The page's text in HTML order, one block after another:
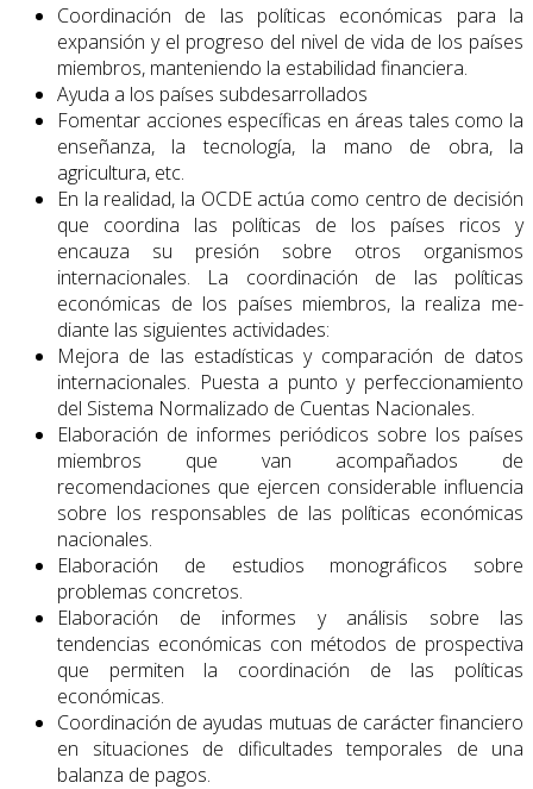
Coordinación de las políticas económicas para la
expansión y el progreso del nivel de vida de los países
miembros, manteniendo la estabilidad financiera.
Ayuda a los países subdesarrollados
Fomentar acciones específicas en áreas tales como la
enseñanza, la tecnología, la mano de obra, la
agricultura, etc.
En la realidad, la OCDE actúa como centro de decisión
que coordina las políticas de los países ricos y
encauza su presión sobre otros organismos
internacionales. La coordinación de las políticas
económicas de los países miembros, la realiza me­
diante las siguientes actividades:
Mejora de las estadísticas y comparación de datos
internacionales. Puesta a punto y perfeccionamiento
del Sistema Normalizado de Cuentas Nacionales.
Elaboración de informes periódicos sobre los países
miembros que van acompaña­dos de
recomendaciones que ejercen considerable influencia
sobre los responsa­bles de las políticas económicas
nacionales.
Elaboración de estudios monográficos sobre
problemas concretos.
Elaboración de informes y análisis sobre las
tendencias económicas con métodos de prospectiva
que permiten la coordinación de las políticas
económicas.
Coordinación de ayudas mutuas de carácter financiero
en situaciones de dificulta­des temporales de una
balanza de pagos.